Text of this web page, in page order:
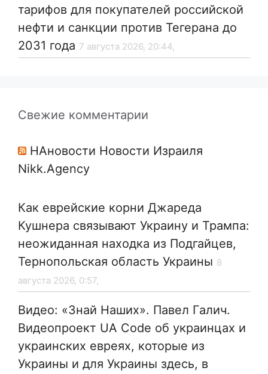
тарифов для покупателей российской
нефти и санкции против Тегерана до
2031 года 7 августа 2026, 20:44,
Свежие комментарии
НАновости Новости Израиля
Nikk.Agency
Как еврейские корни Джареда
Кушнера связывают Украину и Трампа:
неожиданная находка из Подгайцев,
Тернопольская область Украины 8
августа 2026, 0:57,
Видео: «Знай Наших». Павел Галич.
Видеопроект UA Code об украинцах и
украинских евреях, которые из
Украины и для Украины здесь, в